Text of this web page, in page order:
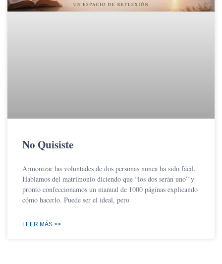
No Quisiste
Armonizar las voluntades de dos personas nunca ha sido fácil.
Hablamos del matrimonio diciendo que “los dos serán uno” y
pronto confeccionamos un manual de 1000 páginas explicando
cómo hacerlo. Puede ser el ideal, pero
LEER MÁS >>